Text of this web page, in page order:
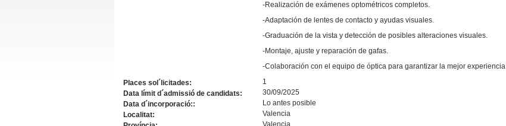
-Realización de exámenes optométricos completos.
-Adaptación de lentes de contacto y ayudas visuales.
-Graduación de la vista y detección de posibles alteraciones visuales.
-Montaje, ajuste y reparación de gafas.
-Colaboración con el equipo de óptica para garantizar la mejor experiencia
Places sol´licitades:
1
Data límit d´admissió de candidats:
30/09/2025
Data d´incorporació::
Lo antes posible
Localitat:
Valencia
Valencia